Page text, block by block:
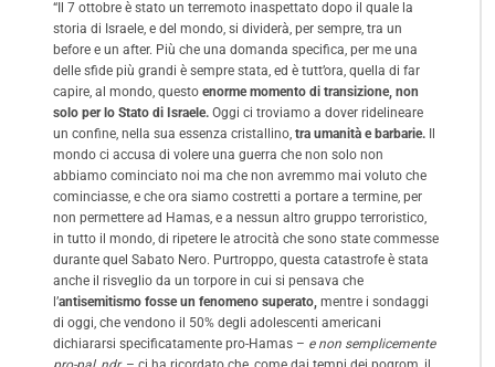
“Il 7 ottobre è stato un terremoto inaspettato dopo il quale la
storia di Israele, e del mondo, si dividerà, per sempre, tra un
before e un after. Più che una domanda specifica, per me una
delle sfide più grandi è sempre stata, ed è tutt’ora, quella di far
capire, al mondo, questo enorme momento di transizione, non
solo per lo Stato di Israele. Oggi ci troviamo a dover ridelineare
un confine, nella sua essenza cristallino, tra umanità e barbarie. Il
mondo ci accusa di volere una guerra che non solo non
abbiamo cominciato noi ma che non avremmo mai voluto che
cominciasse, e che ora siamo costretti a portare a termine, per
non permettere ad Hamas, e a nessun altro gruppo terroristico,
in tutto il mondo, di ripetere le atrocità che sono state commesse
durante quel Sabato Nero. Purtroppo, questa catastrofe è stata
anche il risveglio da un torpore in cui si pensava che
l’antisemitismo fosse un fenomeno superato, mentre i sondaggi
di oggi, che vendono il 50% degli adolescenti americani
dichiararsi specificatamente pro-Hamas – e non semplicemente